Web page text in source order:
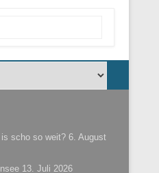
scho so weit? 6. August
13. Juli 2026